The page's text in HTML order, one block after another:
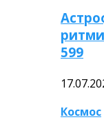
599
Космос